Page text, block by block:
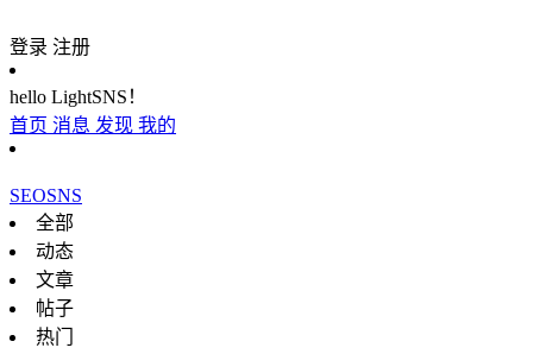
登录 注册
hello LightSNS！
首页 消息 发现 我的
SEOSNS
全部
动态
文章
帖子
热门